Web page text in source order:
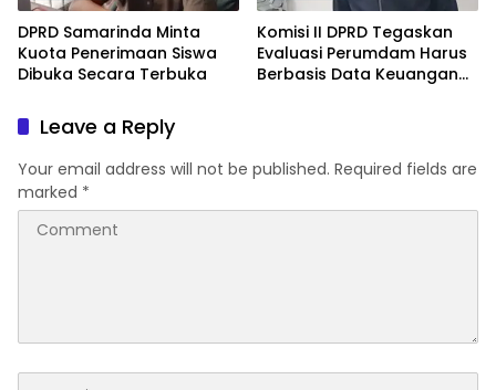
DPRD Samarinda Minta
Kuota Penerimaan Siswa
Dibuka Secara Terbuka
Komisi II DPRD Tegaskan
Evaluasi Perumdam Harus
Berbasis Data Keuangan
Leave a Reply
Your email address will not be published. Required fields are
marked *